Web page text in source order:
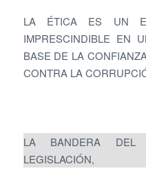
LA ÉTICA ES UN
IMPRESCINDIBLE EN
BASE DE LA
CONTRA LA
LA BANDERA DEL
LEGISLACIÓN,